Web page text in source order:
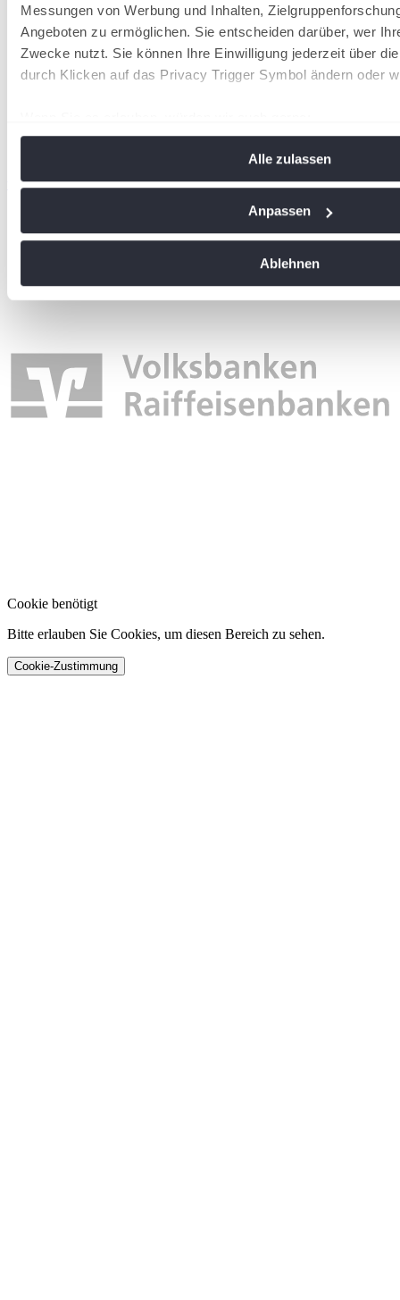
Messungen von Werbung und Inhalten,
Angeboten zu ermöglichen. Sie entscheiden darüber, wer
Zwecke nutzt. Sie können Ihre Einwilligung jederzeit über
durch Klicken auf das Privacy Trigger Symbol ändern oder
Ihr Gerät durch aktives Scannen nach bestimmten
Erfahren Sie mehr darüber, wie Ihre persönlichen Daten
an unsere Partner für soziale Medien, Werbung und
führen diese Informationen möglicherweise mit weiteren
ihnen bereitgestellt haben oder die sie im Rahmen Ihrer
Alle zulassen
Anpassen
Ablehnen
wird in einer neuen Registerkarte geöffnet
Cookie benötigt
Bitte erlauben Sie Cookies, um diesen Bereich zu sehen.
Cookie-Zustimmung